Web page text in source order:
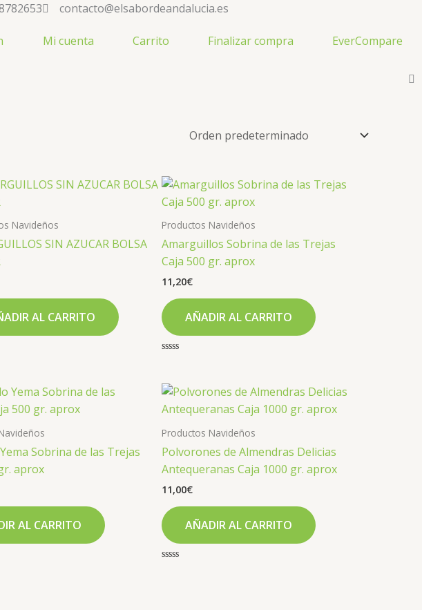
contacto@elsabordeandalucia.es
Mi cuenta Carrito Finalizar compra EverCompare
Navideños
SIN AZUCAR BOLSA
AL CARRITO
Productos Navideños
Amarguillos Sobrina de las Trejas
Caja 500 gr. aprox
11,20€
AÑADIR AL CARRITO
de
5
Sobrina de las Trejas
aprox
AL CARRITO
Productos Navideños
Polvorones de Almendras Delicias
Antequeranas Caja 1000 gr. aprox
11,00€
AÑADIR AL CARRITO